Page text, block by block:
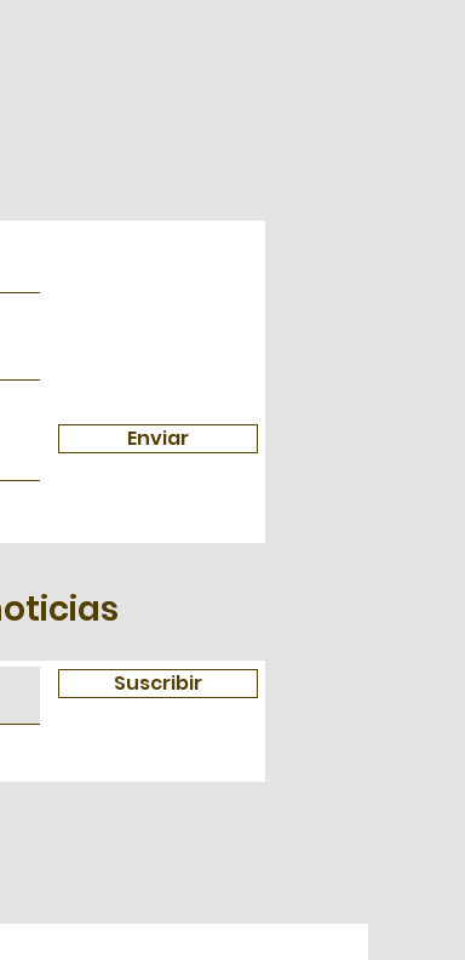
Enviar
Suscribir